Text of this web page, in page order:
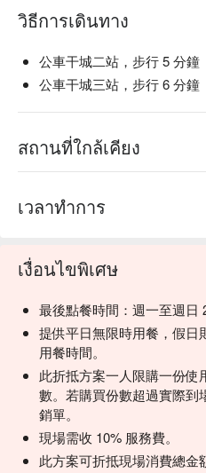
วิธีการเดินทาง
公車干城二站，步行 5 分鐘
公車干城三站，步行 6 分鐘
สถานที่ใกล้เคียง
เวลาทำการ
เงื่อนไขพิเศษ
最後點餐時間：週一至週日
提供平日無限時用餐，假日
用餐時間。
此折抵方案一人限購一份
數。若購買份數超過實際到
銷單。
現場需收 10% 服務費。
此方案可折抵現場消費總金